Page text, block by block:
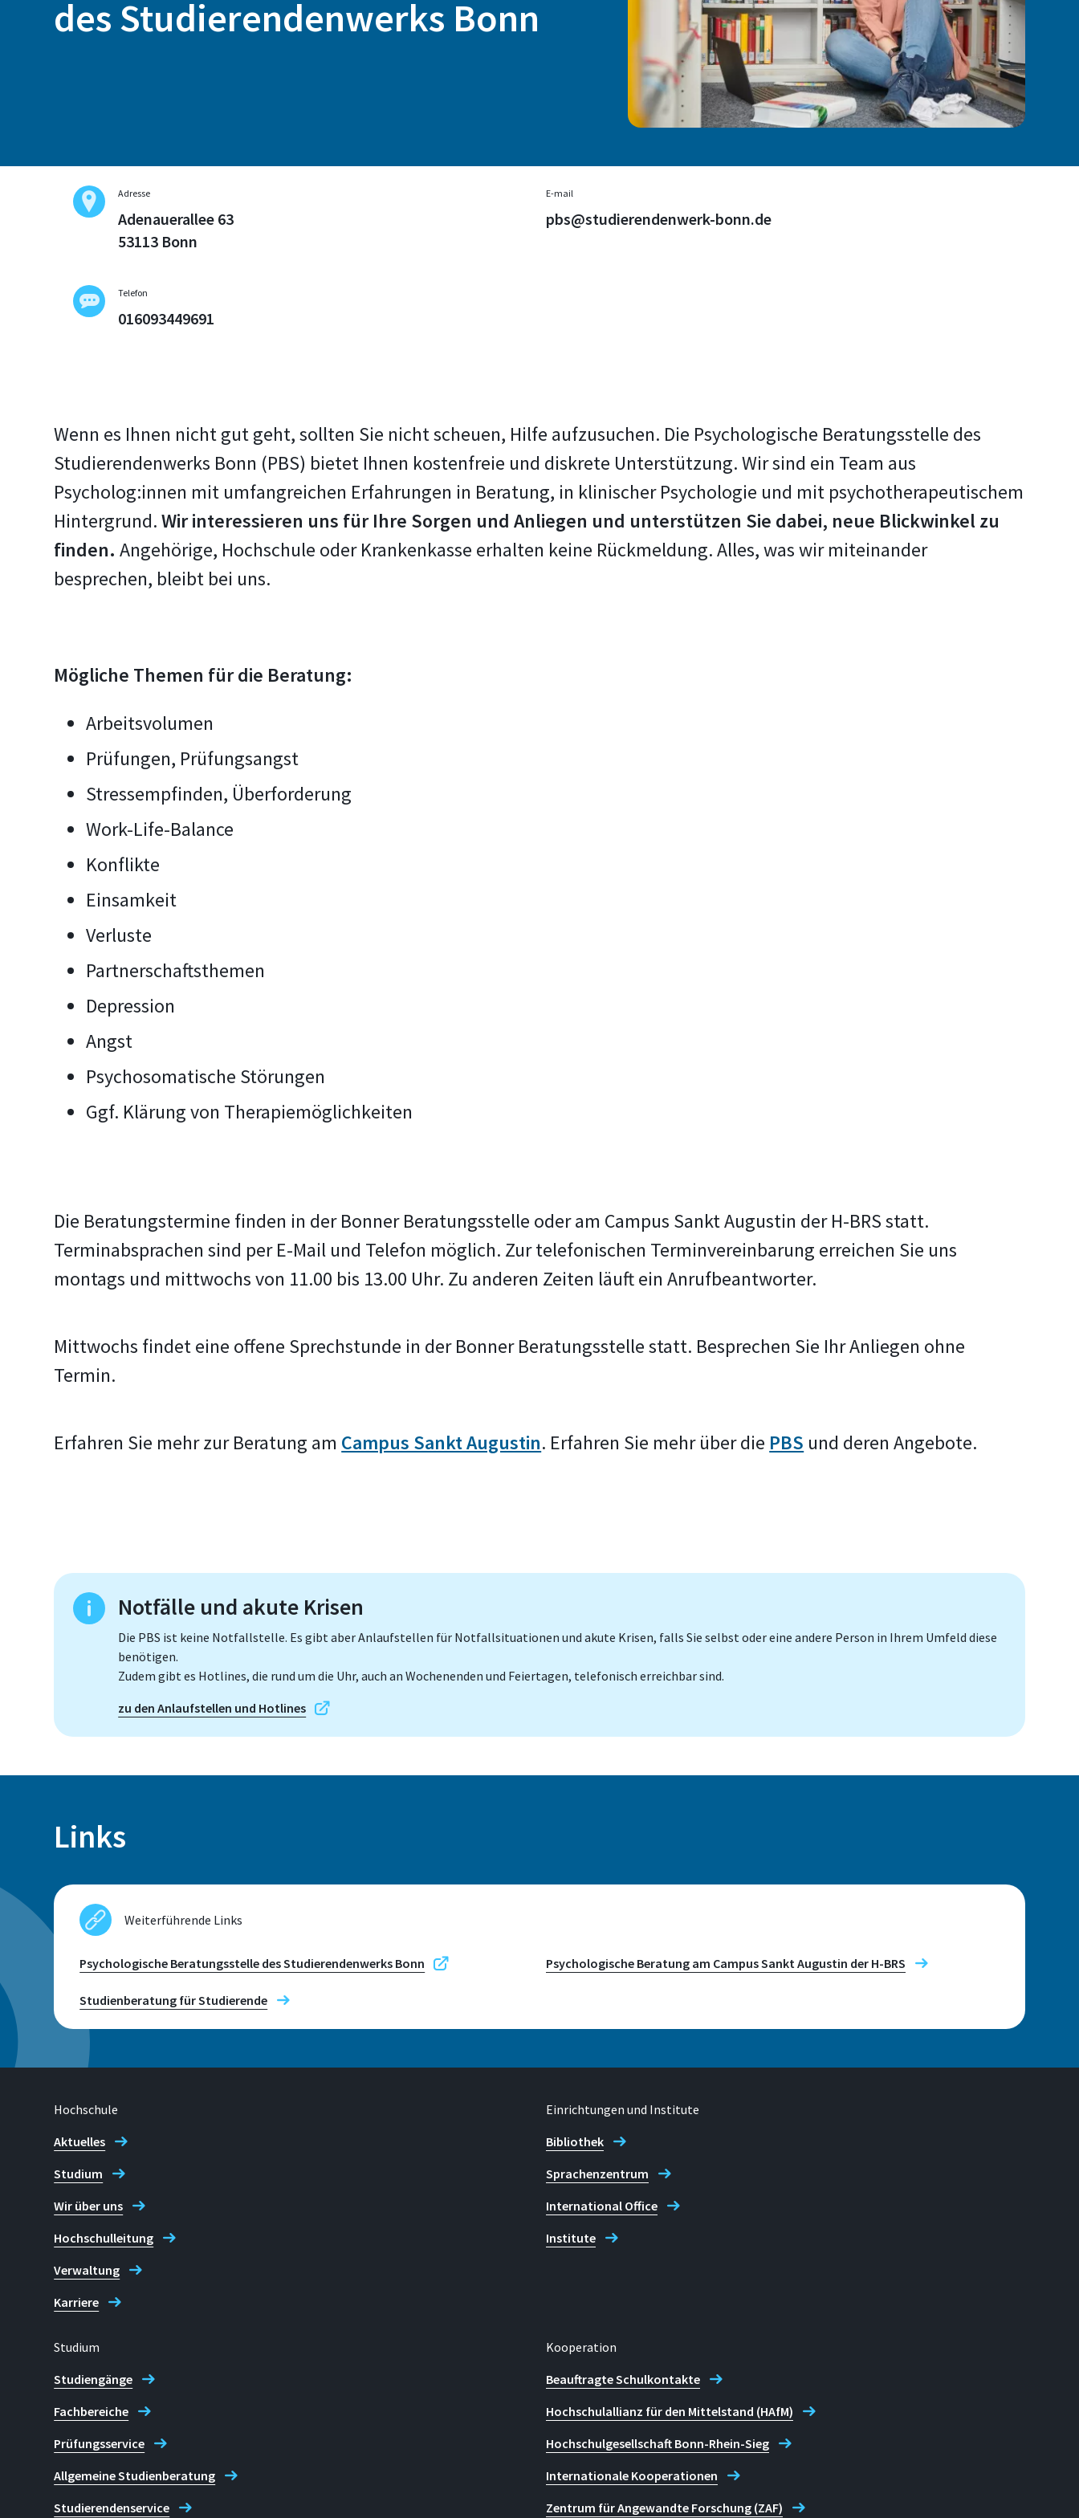
des Studierendenwerks Bonn
Adresse
Adenauerallee 63
53113 Bonn
Telefon
016093449691
E-mail
pbs@studierendenwerk-bonn.de
Wenn es Ihnen nicht gut geht, sollten Sie nicht scheuen, Hilfe aufzusuchen. Die Psychologische Beratungsstelle des
Studierendenwerks Bonn (PBS) bietet Ihnen kostenfreie und diskrete Unterstützung. Wir sind ein Team aus
Psycholog:innen mit umfangreichen Erfahrungen in Beratung, in klinischer Psychologie und mit psychotherapeutischem
Hintergrund.Wir interessieren uns für Ihre Sorgen und Anliegen und unterstützen Sie dabei, neue Blickwinkel zu
finden. Angehörige, Hochschule oder Krankenkasse erhalten keine Rückmeldung. Alles, was wir miteinander
besprechen, bleibt bei uns.
Mögliche Themen für die Beratung:
Arbeitsvolumen
Prüfungen, Prüfungsangst
Stressempfinden, Überforderung
Work-Life-Balance
Konflikte
Einsamkeit
Verluste
Partnerschaftsthemen
Depression
Angst
Psychosomatische Störungen
Ggf. Klärung von Therapiemöglichkeiten
Die Beratungstermine finden in der Bonner Beratungsstelle oder am Campus Sankt Augustin der H-BRS statt.
Terminabsprachen sind per E-Mail und Telefon möglich. Zur telefonischen Terminvereinbarung erreichen Sie uns
montags und mittwochs von 11.00 bis 13.00 Uhr. Zu anderen Zeiten läuft ein Anrufbeantworter.
Mittwochs findet eine offene Sprechstunde in der Bonner Beratungsstelle statt. Besprechen Sie Ihr Anliegen ohne
Termin.
Erfahren Sie mehr zur Beratung am Campus Sankt Augustin. Erfahren Sie mehr über die PBS und deren Angebote.
Notfälle und akute Krisen
Die PBS ist keine Notfallstelle. Es gibt aber Anlaufstellen für Notfallsituationen und akute Krisen, falls Sie selbst oder eine andere Person in Ihrem Umfeld diese
benötigen.
Zudem gibt es Hotlines, die rund um die Uhr, auch an Wochenenden und Feiertagen, telefonisch erreichbar sind.
zu den Anlaufstellen und Hotlines
Links
Weiterführende Links
Psychologische Beratungsstelle des Studierendenwerks Bonn Psychologische Beratung am Campus Sankt Augustin der H-BRS
Studienberatung für Studierende
Hochschule
Aktuelles
Studium
Wir über uns
Hochschulleitung
Verwaltung
Karriere
Einrichtungen und Institute
Bibliothek
Sprachenzentrum
International Office
Institute
Studium
Studiengänge
Fachbereiche
Prüfungsservice
Allgemeine Studienberatung
Studierendenservice
Kooperation
Beauftragte Schulkontakte
Hochschulallianz für den Mittelstand (HAfM)
Hochschulgesellschaft Bonn-Rhein-Sieg
Internationale Kooperationen
Zentrum für Angewandte Forschung (ZAF)